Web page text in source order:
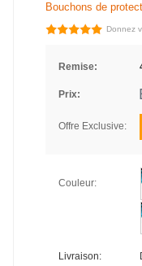
Bouchons de
Donnez
Remise:
Prix:
Offre Exclusive:
Couleur:
Livraison: